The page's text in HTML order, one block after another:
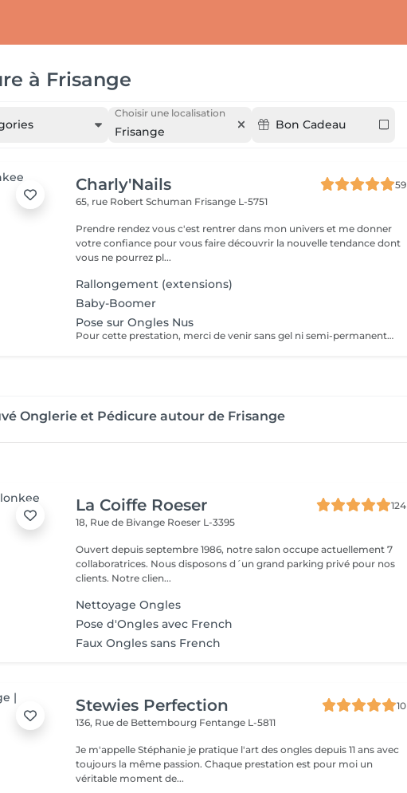
à Frisange
Choisir une localisation
Frisange Bon Cadeau
Charly'Nails
59
65, rue Robert Schuman Frisange L-5751
Prendre rendez vous c'est rentrer dans mon univers et me donner
votre confiance pour vous faire découvrir la nouvelle tendance dont
vous ne pourrez pl...
Rallongement (extensions)
Baby-Boomer
Pose sur Ongles Nus
Pour cette prestation, merci de venir sans gel ni semi-permanent sur vos ongles
Onglerie et Pédicure autour de Frisange
La Coiffe Roeser
124
18, Rue de Bivange Roeser L-3395
Ouvert depuis septembre 1986, notre salon occupe actuellement 7
collaboratrices. Nous disposons d´un grand parking privé pour nos
clients. Notre clien...
Nettoyage Ongles
Pose d'Ongles avec French
Faux Ongles sans French
Stewies Perfection
10
136, Rue de Bettembourg Fentange L-5811
Je m'appelle Stéphanie je pratique l'art des ongles depuis 11 ans avec
toujours la même passion. Chaque prestation est pour moi un
véritable moment de...